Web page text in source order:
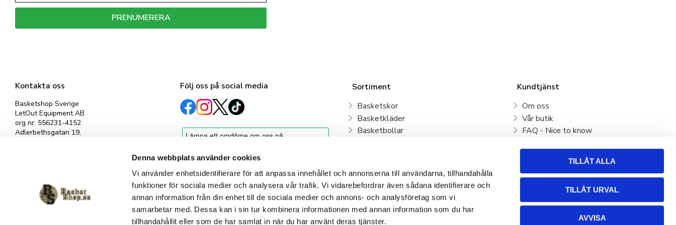
Denna webbplats använder cookies
Vi använder enhetsidentifierare för att anpassa innehållet och annonserna till användarna, tillhandahålla
funktioner för sociala medier och analysera vår trafik. Vi vidarebefordrar även sådana identifierare och
annan information från din enhet till de sociala medier och annons- och analysföretag som vi
samarbetar med. Dessa kan i sin tur kombinera informationen med annan information som du har
tillhandahållit eller som de har samlat in när du har använt deras tjänster.
TILLÅT ALLA
TILLÅT URVAL
AVVISA
Kontakta oss
Basketshop Sverige
LetOut Equipment AB
org nr: 556231-4152
Adlerbethsgatan 19,
Följ oss på social media
Sortiment
Basketskor
Basketkläder
Basketbollar
Basketryggsäckar
Våra klubbar
Klubbshop
Kundtjänst
Om oss
Vår butik
FAQ - Nice to know
Hur handlar jag?
Policy och cookies
Retur, byte och Reklamation
PRENUMERERA